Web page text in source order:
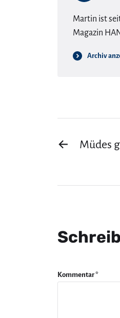
Martin ist
Magazin
Archiv
← Müdes
Kommentar*